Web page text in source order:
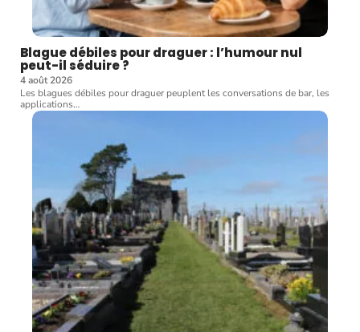
Blague débiles pour draguer : l’humour nul
peut-il séduire ?
4 août 2026
Les blagues débiles pour draguer peuplent les conversations de bar, les
applications…